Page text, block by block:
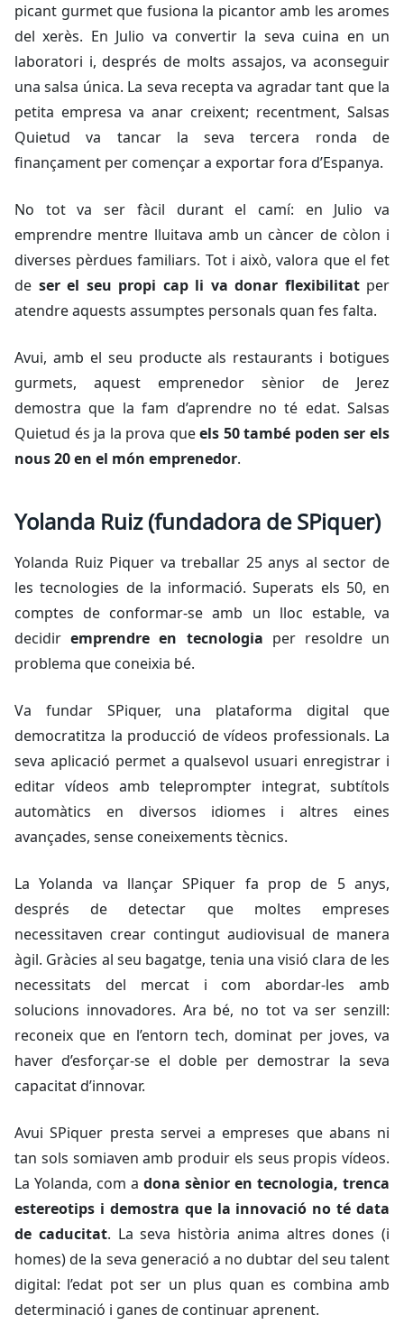
picant gurmet que fusiona la picantor amb les aromes
del xerès. En Julio va convertir la seva cuina en un
laboratori i, després de molts assajos, va aconseguir
una salsa única. La seva recepta va agradar tant que la
petita empresa va anar creixent; recentment, Salsas
Quietud va tancar la seva tercera ronda de
finançament per començar a exportar fora d’Espanya.
No tot va ser fàcil durant el camí: en Julio va
emprendre mentre lluitava amb un càncer de còlon i
diverses pèrdues familiars. Tot i això, valora que el fet
de ser el seu propi cap li va donar flexibilitatper
atendre aquests assumptes personals quan fes falta.
Avui, amb el seu producte als restaurants i botigues
gurmets, aquest emprenedor sènior de Jerez
demostra que la fam d’aprendre no té edat. Salsas
Quietud és ja la prova queels 50 també poden ser els
nous 20 en el món emprenedor.
Yolanda Ruiz (fundadora de SPiquer)
Yolanda Ruiz Piquer va treballar 25 anys al sector de
les tecnologies de la informació. Superats els 50, en
comptes de conformar-se amb un lloc estable, va
decidiremprendre en tecnologia per resoldre un
problema que coneixia bé.
Va fundar SPiquer, una plataforma digital que
democratitza la producció de vídeos professionals. La
seva aplicació permet a qualsevol usuari enregistrar i
editar vídeos amb teleprompter integrat, subtítols
automàtics en diversos idiomes i altres eines
avançades, sense coneixements tècnics.
La Yolanda va llançar SPiquer fa prop de 5 anys,
després de detectar que moltes empreses
necessitaven crear contingut audiovisual de manera
àgil. Gràcies al seu bagatge, tenia una visió clara de les
necessitats del mercat i com abordar-les amb
solucions innovadores. Ara bé, no tot va ser senzill:
reconeix que en l’entorn tech, dominat per joves, va
haver d’esforçar-se el doble per demostrar la seva
capacitat d’innovar.
Avui SPiquer presta servei a empreses que abans ni
tan sols somiaven amb produir els seus propis vídeos.
La Yolanda, com a dona sènior en tecnologia, trenca
estereotips i demostra que la innovació no té data
de caducitat. La seva història anima altres dones (i
homes) de la seva generació a no dubtar del seu talent
digital: l’edat pot ser un plus quan es combina amb
determinació i ganes de continuar aprenent.